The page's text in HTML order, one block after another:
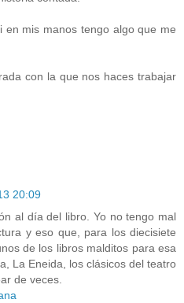
en mis manos tengo algo que me
con la que nos haces trabajar
20:09
al día del libro. Yo no tengo mal
y eso que, para los diecisiete
de los libros malditos para esa
La Eneida, los clásicos del teatro
de veces.